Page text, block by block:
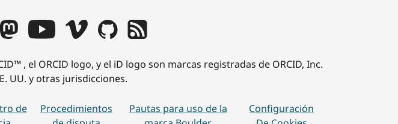
, el ORCID logo, y el iD logo son marcas registradas de ORCID, Inc.
UU. y otras jurisdicciones.
de
Procedimientos
Pautas para uso de la
Configuración